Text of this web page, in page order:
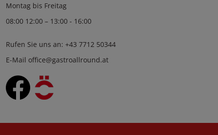
Montag bis Freitag
08:00 12:00 – 13:00 - 16:00
Rufen Sie uns an: +43 7712 50344
E-Mail office@gastroallround.at